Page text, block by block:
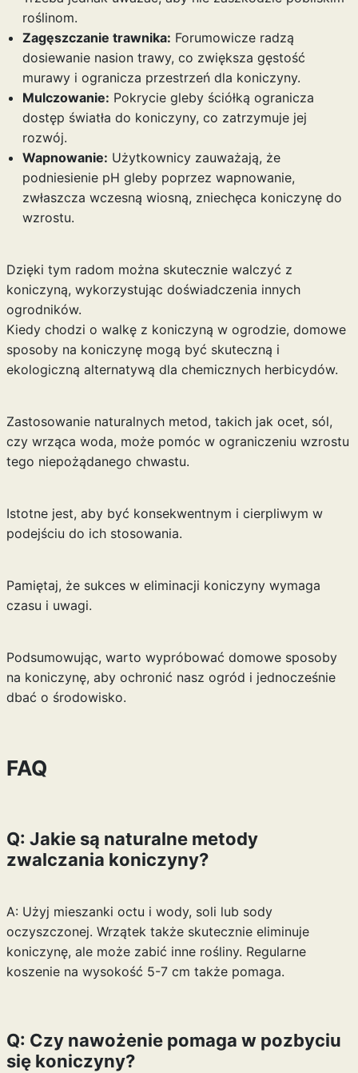
roślinom.
Zagęszczanie trawnika: Forumowicze radzą
dosiewanie nasion trawy, co zwiększa gęstość
murawy i ogranicza przestrzeń dla koniczyny.
Mulczowanie: Pokrycie gleby ściółką ogranicza
dostęp światła do koniczyny, co zatrzymuje jej
rozwój.
Wapnowanie: Użytkownicy zauważają, że
podniesienie pH gleby poprzez wapnowanie,
zwłaszcza wczesną wiosną, zniechęca koniczynę do
wzrostu.
Dzięki tym radom można skutecznie walczyć z
koniczyną, wykorzystując doświadczenia innych
ogrodników.
Kiedy chodzi o walkę z koniczyną w ogrodzie, domowe
sposoby na koniczynę mogą być skuteczną i
ekologiczną alternatywą dla chemicznych herbicydów.
Zastosowanie naturalnych metod, takich jak ocet, sól,
czy wrząca woda, może pomóc w ograniczeniu wzrostu
tego niepożądanego chwastu.
Istotne jest, aby być konsekwentnym i cierpliwym w
podejściu do ich stosowania.
Pamiętaj, że sukces w eliminacji koniczyny wymaga
czasu i uwagi.
Podsumowując, warto wypróbować domowe sposoby
na koniczynę, aby ochronić nasz ogród i jednocześnie
dbać o środowisko.
FAQ
Q: Jakie są naturalne metody
zwalczania koniczyny?
A: Użyj mieszanki octu i wody, soli lub sody
oczyszczonej. Wrzątek także skutecznie eliminuje
koniczynę, ale może zabić inne rośliny. Regularne
koszenie na wysokość 5-7 cm także pomaga.
Q: Czy nawożenie pomaga w pozbyciu
się koniczyny?